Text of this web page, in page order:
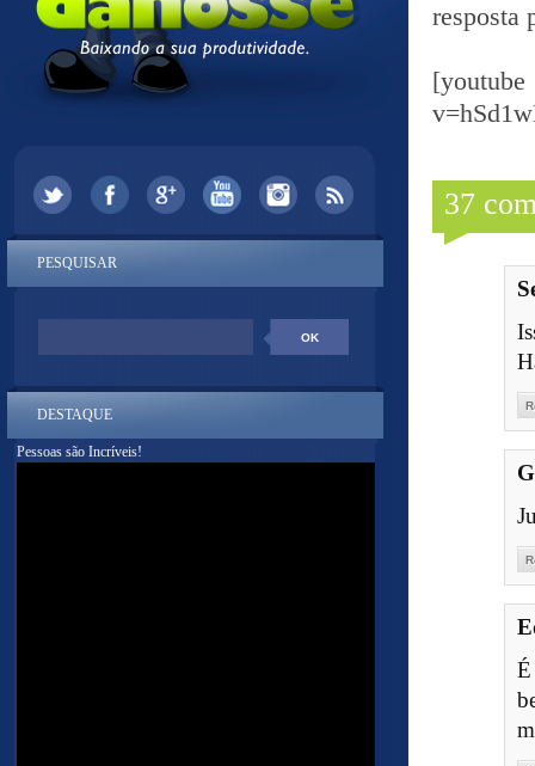
resposta
37
PESQUISAR
DESTAQUE
Pessoas são Incríveis!